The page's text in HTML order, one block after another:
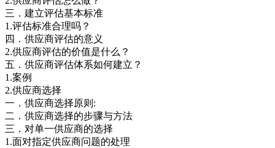
三．建立评估基本标准
1.评估标准合理吗？
四．供应商评估的意义
2.供应商评估的价值是什么？
五．供应商评估体系如何建立？
1.案例
2.供应商选择
一．供应商选择原则:
二．供应商选择的步骤与方法
三．对单一供应商的选择
1.面对指定供应商问题的处理